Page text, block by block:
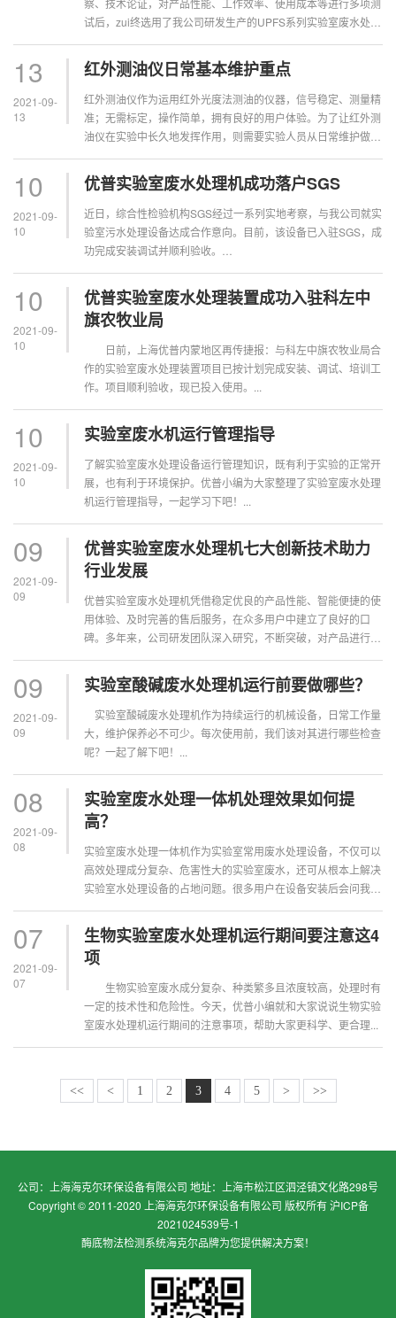
试后，zui终选用了我公司研发生产的UPFS系列实验室废水处理
13
2021-09-
13
红外测油仪日常基本维护重点
红外测油仪作为运用红外光度法测油的仪器，信号稳定、测量精
准；无需标定，操作简单，拥有良好的用户体验。为了让红外测
油仪在实验中长久地发挥作用，则需要实验人员从日常维护做
10
2021-09-
10
优普实验室废水处理机成功落户SGS
近日，综合性检验机构SGS经过一系列实地考察，与我公司就实
验室污水处理设备达成合作意向。目前，该设备已入驻SGS，成
功完成安装调试并顺利验收。
10
2021-09-
10
优普实验室废水处理装置成功入驻科左中
旗农牧业局
日前，上海优普内蒙地区再传捷报：与科左中旗农牧业局合
作的实验室废水处理装置项目已按计划完成安装、调试、培训工
作。项目顺利验收，现已投入使用。...
10
2021-09-
10
实验室废水机运行管理指导
了解实验室废水处理设备运行管理知识，既有利于实验的正常开
展，也有利于环境保护。优普小编为大家整理了实验室废水处理
机运行管理指导，一起学习下吧！...
09
2021-09-
09
优普实验室废水处理机七大创新技术助力
行业发展
优普实验室废水处理机凭借稳定优良的产品性能、智能便捷的使
用体验、及时完善的售后服务，在众多用户中建立了良好的口
碑。多年来，公司研发团队深入研究，不断突破，对产品进行了
力行业高质量发展。...
09
2021-09-
09
实验室酸碱废水处理机运行前要做哪些？
实验室酸碱废水处理机作为持续运行的机械设备，日常工作量
大，维护保养必不可少。每次使用前，我们该对其进行哪些检查
呢？一起了解下吧！...
08
2021-09-
08
实验室废水处理一体机处理效果如何提
高？
实验室废水处理一体机作为实验室常用废水处理设备，不仅可以
高效处理成分复杂、危害性大的实验室废水，还可从根本上解决
实验室水处理设备的占地问题。很多用户在设备安装后会问我们
小编就在这里统一为大家解答下。
...
07
2021-09-
07
生物实验室废水处理机运行期间要注意这4
项
生物实验室废水成分复杂、种类繁多且浓度较高，处理时有
一定的技术性和危险性。今天，优普小编就和大家说说生物实验
室废水处理机运行期间的注意事项，帮助大家更科学、更合理...
<< < 1 2 3 4 5 > >>
公司：上海海克尔环保设备有限公司 地址：上海市松江区泗泾镇文化路298号
Copyright © 2011-2020 上海海克尔环保设备有限公司 版权所有沪ICP备
2021024539号-1
酶底物法检测系统海克尔品牌为您提供解决方案！